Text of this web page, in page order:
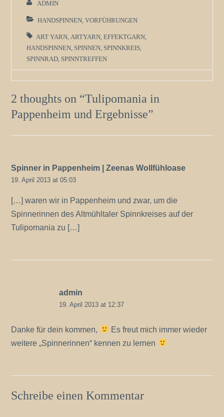
ADMIN
HANDSPINNEN ,VORFÜHRUNGEN
ART YARN ARTYARN ,EFFEKTGARN
HANDSPINNEN SPINNEN SPINNKREIS
SPINNRAD SPINNTREFFEN
2 thoughts on “Tulipomania in
Pappenheim und Ergebnisse”
Spinner in Pappenheim | Zeenas Wollfühloase
19. April 2013 at 05:03
[…] waren wir in Pappenheim und zwar, um die
Spinnerinnen des Altmühltaler Spinnkreises auf der
Tulipomania zu […]
admin
19. April 2013 at 12:37
Danke für dein kommen,
Es freut mich immer wieder
weitere „Spinnerinnen“ kennen zu lernen
Schreibe einen Kommentar